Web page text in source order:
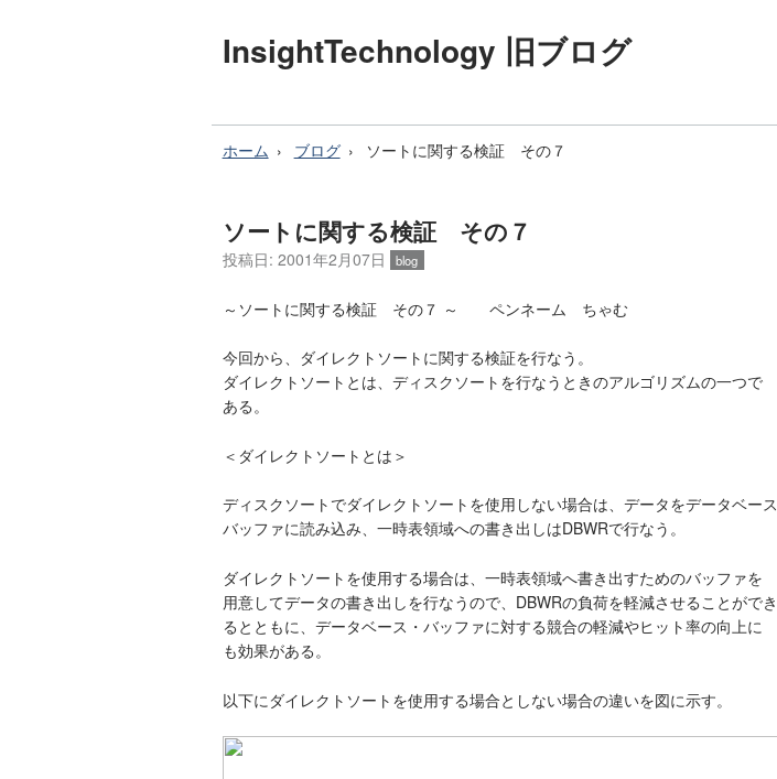
InsightTechnology 旧ブログ
ホーム ブログ ソートに関する検証 その７
ソートに関する検証 その７
投稿日: 2001年2月07日 blog
～ソートに関する検証 その７ ～ ペンネーム ちゃむ
今回から、ダイレクトソートに関する検証を行なう。
ダイレクトソートとは、ディスクソートを行なうときのアルゴリズムの一つで
ある。
＜ダイレクトソートとは＞
ディスクソートでダイレクトソートを使用しない場合は、データをデータベース
バッファに読み込み、一時表領域への書き出しはDBWRで行なう。
ダイレクトソートを使用する場合は、一時表領域へ書き出すためのバッファを
用意してデータの書き出しを行なうので、DBWRの負荷を軽減させることができ
るとともに、データベース・バッファに対する競合の軽減やヒット率の向上に
も効果がある。
以下にダイレクトソートを使用する場合としない場合の違いを図に示す。